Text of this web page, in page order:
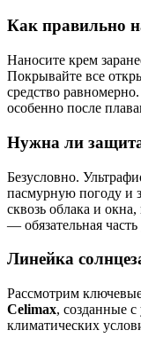
Как правильно
Наносите крем
Покрывайте все
средство
особенно после
Нужна ли
Безусловно.
пасмурную погоду и
сквозь облака и
— обязательная часть
Линейка
Рассмотрим
Celimax, созданные
климатических